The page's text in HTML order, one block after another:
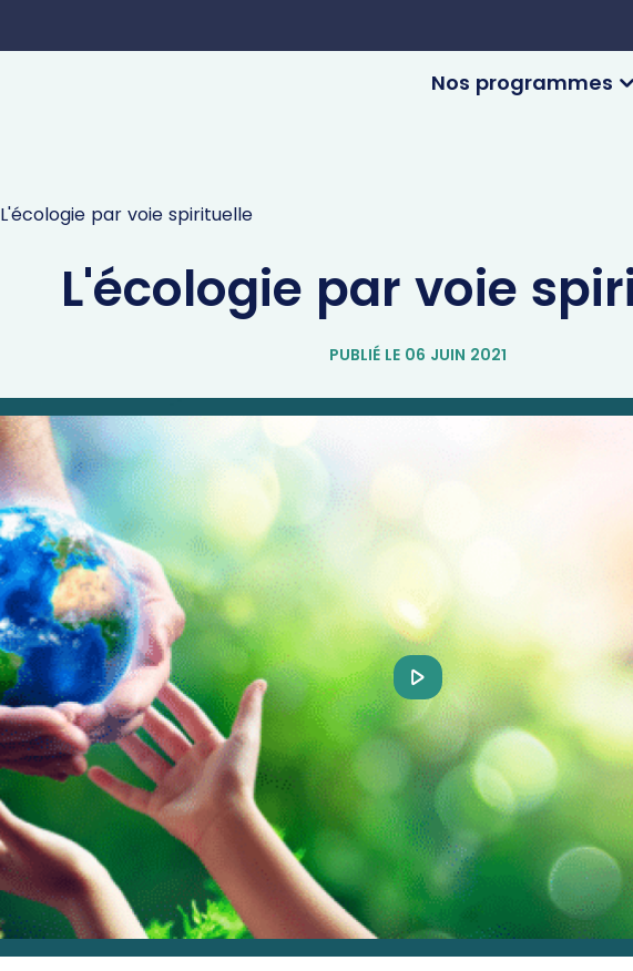
Nos programmes
L'écologie par voie spirituelle
L'écologie par voie
PUBLIÉ LE 06 JUIN 2021
Play
Video